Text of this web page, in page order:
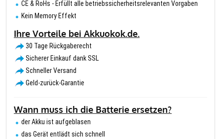
CE & RoHs - Erfüllt alle betriebssicherheitsrelevanten Vorgaben
Kein Memory Effekt
Ihre Vorteile bei Akkuokok.de.
30 Tage Rückgaberecht
Sicherer Einkauf dank SSL
Schneller Versand
Geld-zurück-Garantie
Wann muss ich die Batterie ersetzen?
der Akku ist aufgeblasen
das Gerät entlädt sich schnell